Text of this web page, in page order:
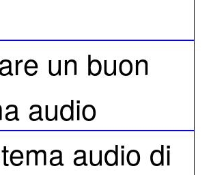
un buon
audio
audio di